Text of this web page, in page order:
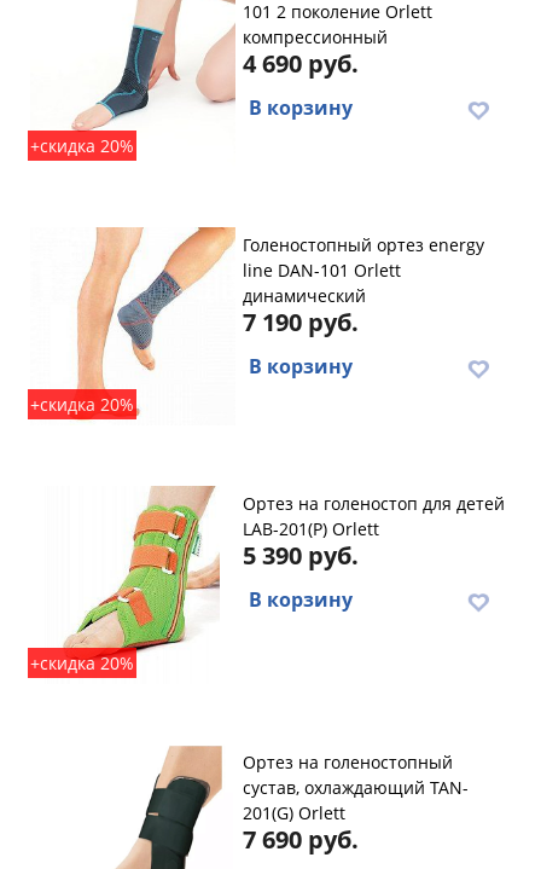
+скидка 20%
101 2 поколение Orlett
компрессионный
4 690 руб.
В корзину
+скидка 20%
Голеностопный ортез energy
line DAN-101 Orlett
динамический
7 190 руб.
В корзину
+скидка 20%
Ортез на голеностоп для детей
LAB-201(P) Orlett
5 390 руб.
В корзину
Ортез на голеностопный
сустав, охлаждающий TAN-
201(G) Orlett
7 690 руб.